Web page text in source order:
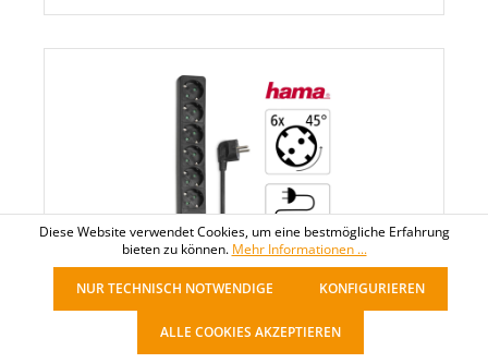
HAMA
Hama Steckdosenleiste 6 Steckdosen
Diese Website verwendet Cookies, um eine bestmögliche Erfahrung
bieten zu können. Mehr Informationen ...
NUR TECHNISCH NOTWENDIGE KONFIGURIEREN
ALLE COOKIES AKZEPTIEREN